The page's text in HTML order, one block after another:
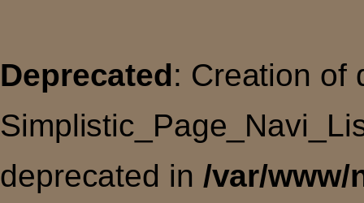
Deprecated: Creation of
deprecated in /var/www/